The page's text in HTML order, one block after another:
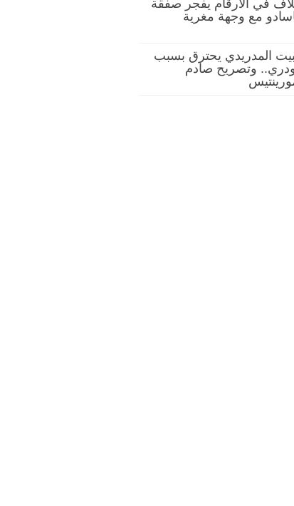
في الأرقام يفجر صفقة
مع وجهة مغرية
المدريدي يحترق بسبب
وتصريح صادم